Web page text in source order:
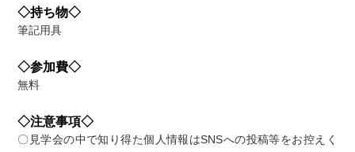
◇持ち物◇
筆記用具
◇参加費◇
無料
◇注意事項◇
〇見学会の中で知り得た個人情報はSNSへの投稿等をお控えく